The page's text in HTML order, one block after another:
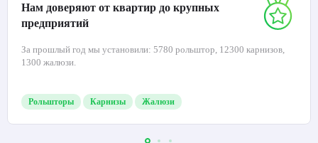
Нам доверяют от квартир до крупных
предприятий
За прошлый год мы установили: 5780 рольштор, 12300 карнизов,
1300 жалюзи.
Рольшторы Карнизы Жалюзи